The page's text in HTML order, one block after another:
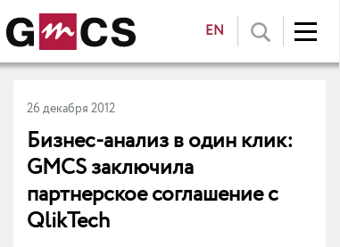
EN
26 декабря 2012
Бизнес-анализ в один клик:
GMCS заключила
партнерское соглашение с
QlikTech